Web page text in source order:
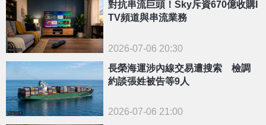
對抗串流巨頭！Sky斥資670億收購I
TV頻道與串流業務
2026-07-06 20:30
長榮海運涉內線交易遭搜索 檢調
約談張姓被告等9人
2026-07-06 21:00